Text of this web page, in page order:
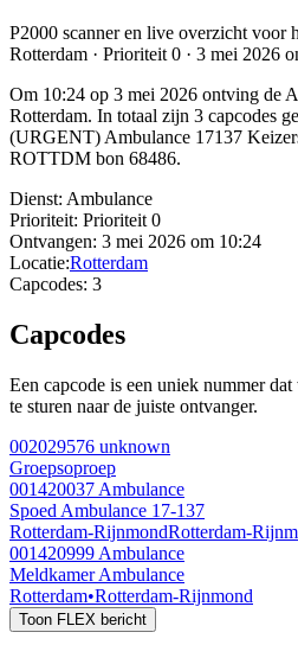
P2000 scanner en live overzicht voor
Rotterdam · Prioriteit 0 · 3 mei 2026
Om 10:24 op 3 mei 2026 ontving de
Rotterdam. In totaal zijn 3 capcodes
(URGENT) Ambulance 17137
ROTTDM bon 68486.
Dienst: Ambulance
Prioriteit: Prioriteit 0
Ontvangen: 3 mei 2026 om 10:24
Locatie:Rotterdam
Capcodes: 3
Capcodes
Een capcode is een uniek nummer
te sturen naar de juiste ontvanger.
002029576 unknown
Groepsoproep
001420037 Ambulance
Spoed Ambulance 17-137
Rotterdam-RijnmondRotterdam-
001420999 Ambulance
Meldkamer Ambulance
Rotterdam•Rotterdam-Rijnmond
Toon FLEX bericht